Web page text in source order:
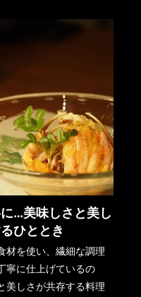
…美味しさと美し
ひととき
材を使い、繊細な調理
寧に仕上げているの
美しさが共存する料理